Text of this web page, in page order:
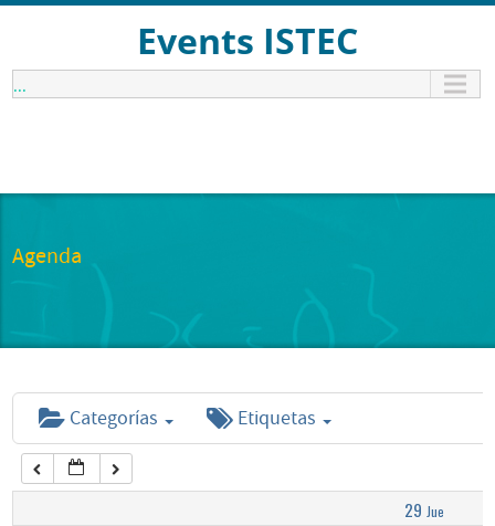
Events ISTEC
...
Agenda
Categorías Etiquetas
29 Jue
1:00 am
6:00 am
7:00 am